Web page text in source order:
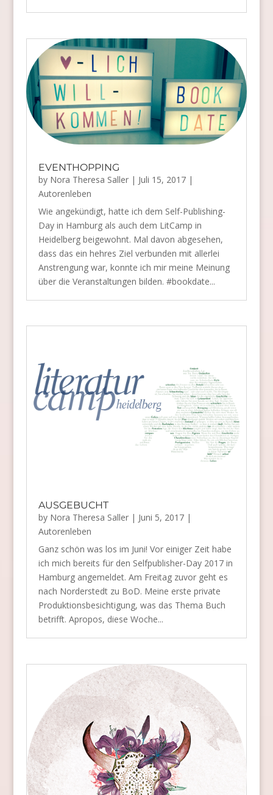
EVENTHOPPING
by Nora Theresa Saller| Juli 15, 2017|
Autorenleben
Wie angekündigt, hatte ich dem Self-Publishing-
Day in Hamburg als auch dem LitCamp in
Heidelberg beigewohnt. Mal davon abgesehen,
dass das ein hehres Ziel verbunden mit allerlei
Anstrengung war, konnte ich mir meine Meinung
über die Veranstaltungen bilden. #bookdate...
AUSGEBUCHT
by Nora Theresa Saller| Juni 5, 2017|
Autorenleben
Ganz schön was los im Juni! Vor einiger Zeit habe
ich mich bereits für den Selfpublisher-Day 2017 in
Hamburg angemeldet. Am Freitag zuvor geht es
nach Norderstedt zu BoD. Meine erste private
Produktionsbesichtigung, was das Thema Buch
betrifft. Apropos, diese Woche...